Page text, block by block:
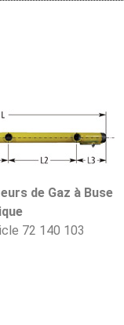
de Gaz à Buse
72 140 103